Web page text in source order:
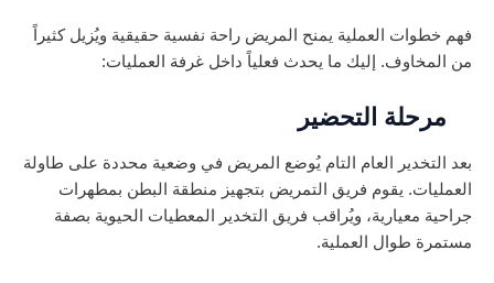
فهم خطوات العملية يمنح المريض راحة نفسية حقيقية ويُزيل كثيراً
من المخاوف. إليك ما يحدث فعلياً داخل غرفة العمليات:
مرحلة التحضير
بعد التخدير العام التام يُوضع المريض في وضعية محددة على طاولة
العمليات. يقوم فريق التمريض بتجهيز منطقة البطن بمطهرات
جراحية معيارية، ويُراقب فريق التخدير المعطيات الحيوية بصفة
مستمرة طوال العملية.